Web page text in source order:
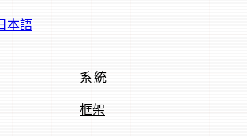
本語
系統
框架